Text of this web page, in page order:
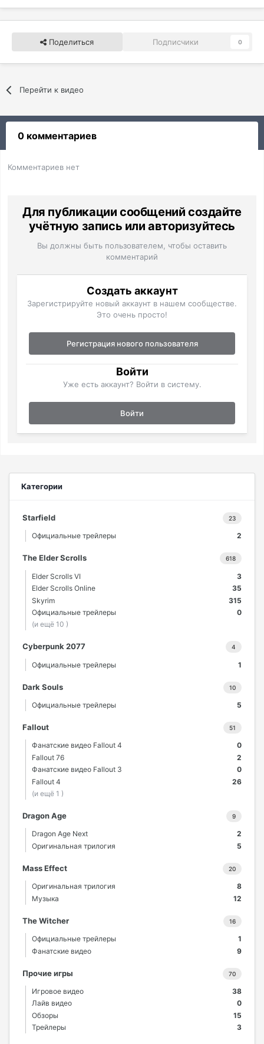
Поделиться Подписчики 0
Перейти к видео
0 комментариев
Комментариев нет
Для публикации сообщений создайте
учётную запись или авторизуйтесь
Вы должны быть пользователем, чтобы оставить
комментарий
Создать аккаунт
Зарегистрируйте новый аккаунт в нашем сообществе.
Это очень просто!
Регистрация нового пользователя
Войти
Уже есть аккаунт? Войти в систему.
Войти
Категории
23
Starfield
2
Официальные трейлеры
618
The Elder Scrolls
3
Elder Scrolls VI
35
Elder Scrolls Online
315
Skyrim
0
Официальные трейлеры
(и ещё 10 )
4
Cyberpunk 2077
1
Официальные трейлеры
10
Dark Souls
5
Официальные трейлеры
51
Fallout
0
Фанатские видео Fallout 4
2
Fallout 76
0
Фанатские видео Fallout 3
26
Fallout 4
(и ещё 1 )
9
Dragon Age
2
Dragon Age Next
5
Оригинальная трилогия
20
Mass Effect
8
Оригинальная трилогия
12
Музыка
16
The Witcher
1
Официальные трейлеры
9
Фанатские видео
70
Прочие игры
38
Игровое видео
0
Лайв видео
15
Обзоры
3
Трейлеры